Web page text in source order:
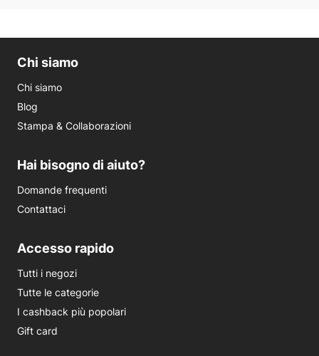
Chi siamo
Chi siamo
Blog
Stampa & Collaborazioni
Hai bisogno di aiuto?
Domande frequenti
Contattaci
Accesso rapido
Tutti i negozi
Tutte le categorie
I cashback più popolari
Gift card